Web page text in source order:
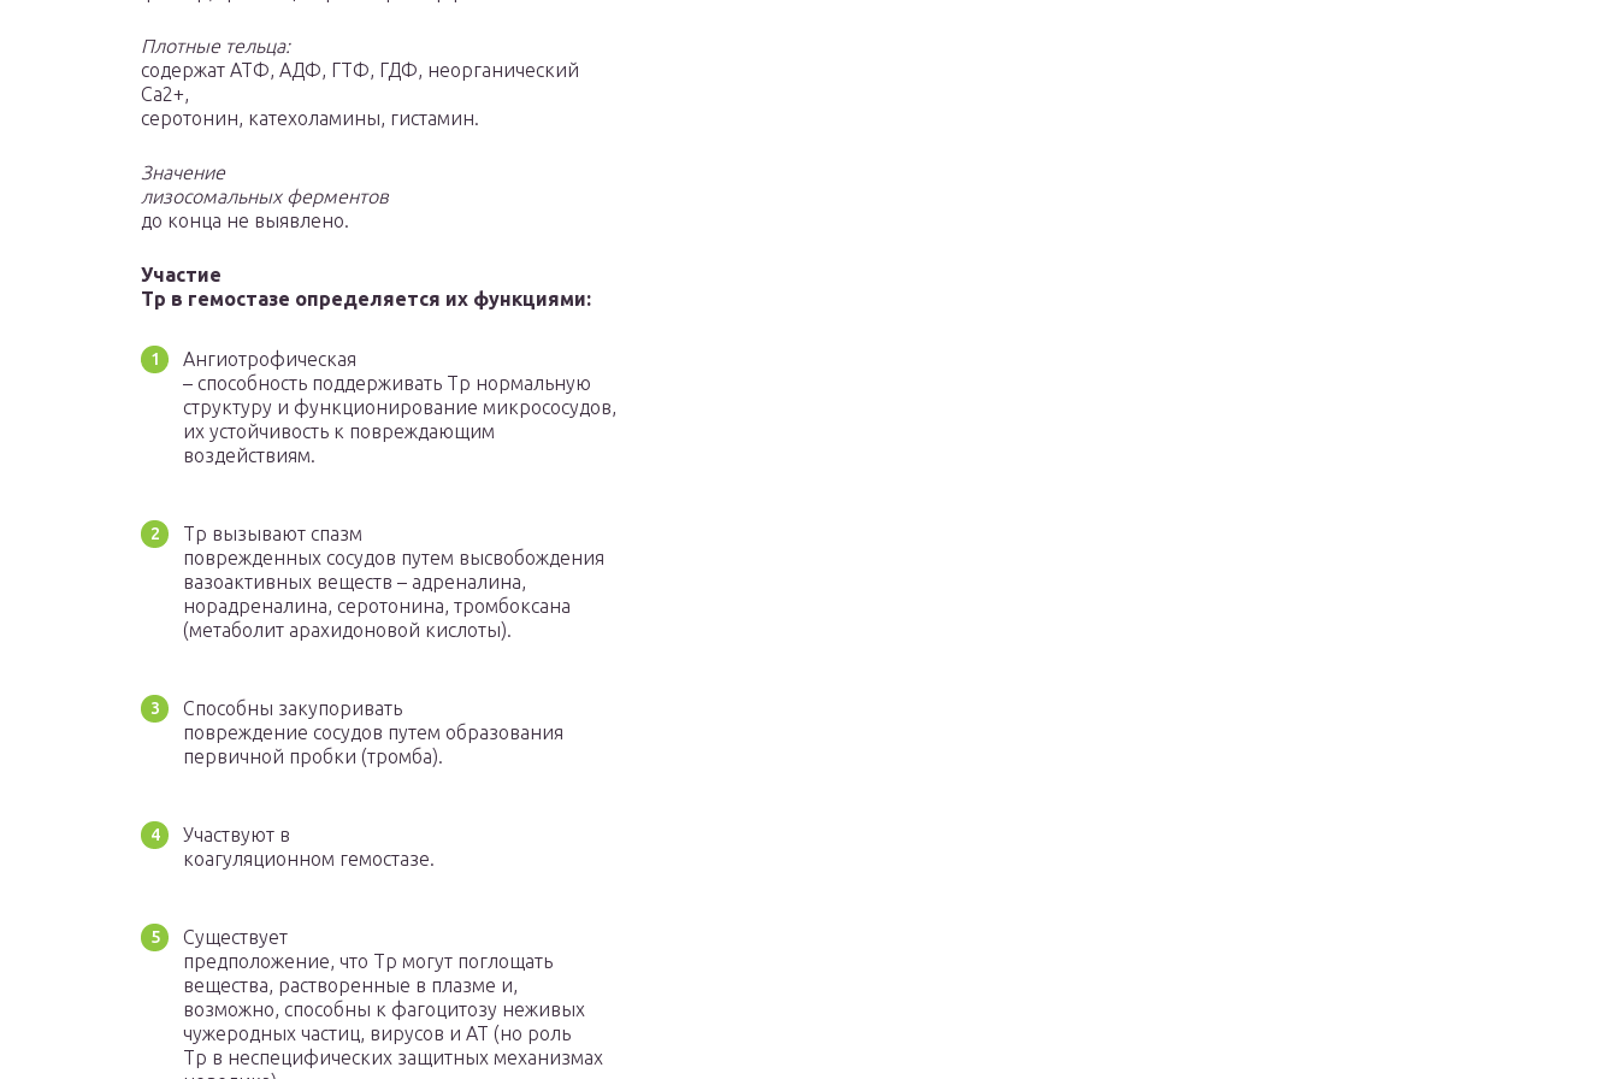
Плотные тельца:
содержат АТФ, АДФ, ГТФ, ГДФ, неорганический
Са2+,
серотонин, катехоламины, гистамин.
Значение
лизосомальных ферментов
до конца не выявлено.
Участие
Тр в гемостазе определяется их функциями:
Ангиотрофическая
– способность поддерживать Тр нормальную
структуру и функционирование микрососудов,
их устойчивость к повреждающим
воздействиям.
Тр вызывают спазм
поврежденных сосудов путем высвобождения
вазоактивных веществ – адреналина,
норадреналина, серотонина, тромбоксана
(метаболит арахидоновой кислоты).
Способны закупоривать
повреждение сосудов путем образования
первичной пробки (тромба).
Участвуют в
коагуляционном гемостазе.
Существует
предположение, что Тр могут поглощать
вещества, растворенные в плазме и,
возможно, способны к фагоцитозу неживых
чужеродных частиц, вирусов и АТ (но роль
Тр в неспецифических защитных механизмах